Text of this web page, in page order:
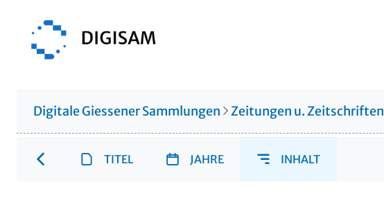
Digitale Giessener Sammlungen Zeitungen u. Zeitschriften
TITEL JAHRE INHALT